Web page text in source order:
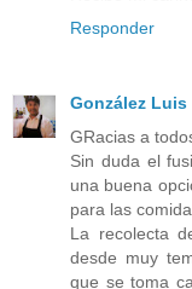
Responder
González Luis
GRacias a
Sin duda el
una buena
para las
La recolecta
desde muy
que se toma